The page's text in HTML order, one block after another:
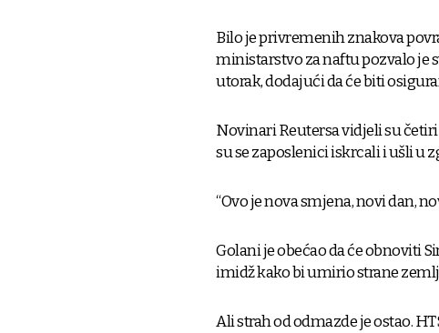
Bilo je privremenih znakova
ministarstvo za naftu pozvalo je
utorak, dodajući da će biti
Novinari Reutersa vidjeli su
su se zaposlenici iskrcali i ušli u
“Ovo je nova smjena, novi dan,
Golani je obećao da će obnoviti
imidž kako bi umirio strane
Ali strah od odmazde je ostao.